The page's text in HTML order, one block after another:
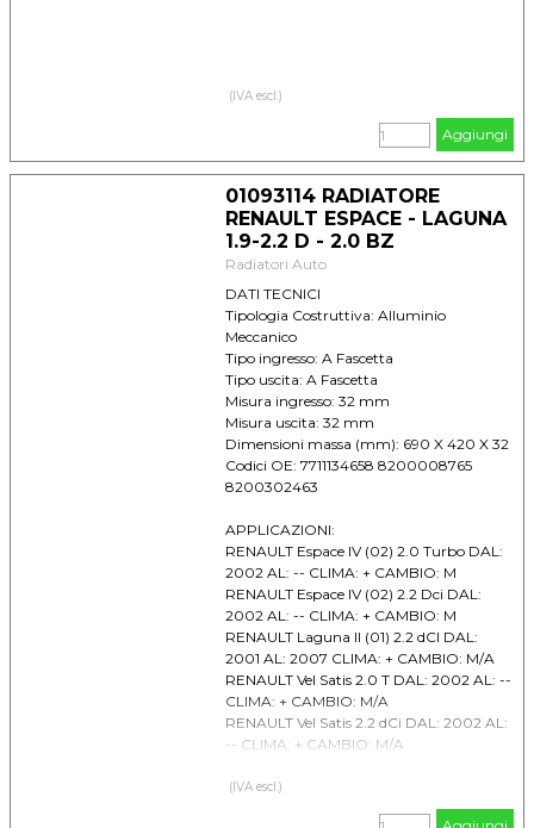
(IVA escl.)
Aggiungi
01093114 RADIATORE
RENAULT ESPACE - LAGUNA
1.9-2.2 D - 2.0 BZ
Radiatori Auto
DATI TECNICI
Tipologia Costruttiva: Alluminio
Meccanico
Tipo ingresso: A Fascetta
Tipo uscita: A Fascetta
Misura ingresso: 32 mm
Misura uscita: 32 mm
Dimensioni massa (mm): 690 X 420 X 32
Codici OE: 7711134658 8200008765
8200302463
APPLICAZIONI:
RENAULT Espace IV (02) 2.0 Turbo DAL:
2002 AL: -- CLIMA: + CAMBIO: M
RENAULT Espace IV (02) 2.2 Dci DAL:
2002 AL: -- CLIMA: + CAMBIO: M
RENAULT Laguna II (01) 2.2 dCI DAL:
2001 AL: 2007 CLIMA: + CAMBIO: M/A
RENAULT Vel Satis 2.0 T DAL: 2002 AL: --
CLIMA: + CAMBIO: M/A
RENAULT Vel Satis 2.2 dCi DAL: 2002 AL:
-- CLIMA: + CAMBIO: M/A
(IVA escl.)